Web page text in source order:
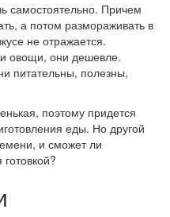
самостоятельно. Причем
а потом размораживать в
не отражается.
овощи, они дешевле.
питательны, полезны,
поэтому придется
еды. Но другой
и сможет ли